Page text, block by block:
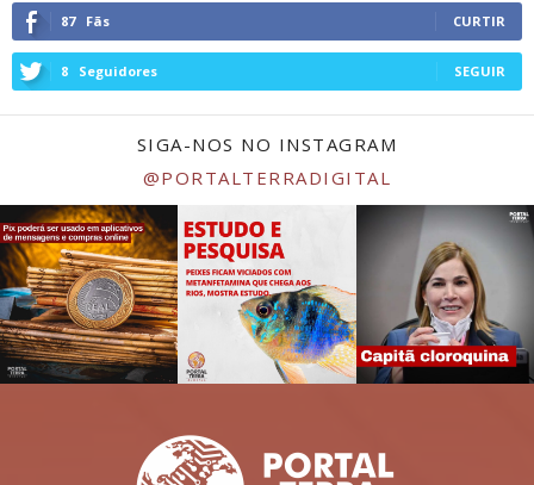
87 Fãs CURTIR
8 Seguidores SEGUIR
SIGA-NOS NO INSTAGRAM
@PORTALTERRADIGITAL